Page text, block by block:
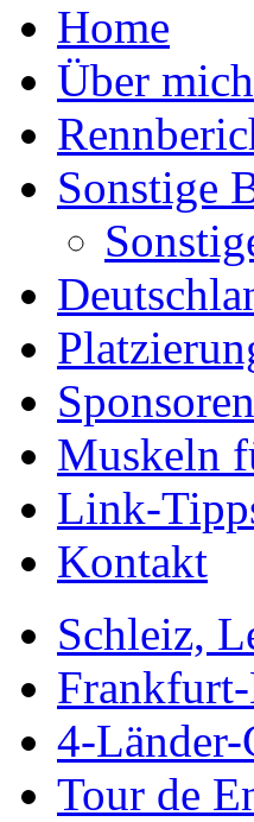
Home
Über mich
Sonstige
Sponsoren
Muskeln
Link-
Kontakt
Schleiz,
4-Länder-
Tour de